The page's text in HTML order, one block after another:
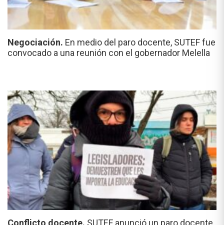
Negociación. En medio del paro docente, SUTEF fue
convocado a una reunión con el gobernador Melella
Conflicto docente. SUTEF anunció un paro docente